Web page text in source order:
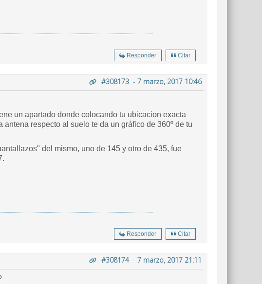
Responder Citar
#308173 - 7 marzo, 2017 10:46
un apartado donde colocando tu ubicacion exacta
respecto al suelo te da un gráfico de 360º de tu
del mismo, uno de 145 y otro de 435, fue
Responder Citar
#308174- 7 marzo, 2017 21:11